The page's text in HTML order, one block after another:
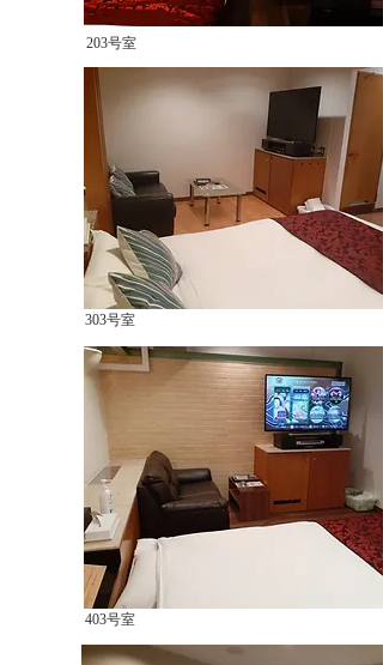
203号室
303号室
403号室